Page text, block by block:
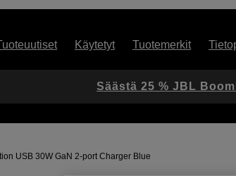
Käytetyt Tuotemerkit
USB 30W GaN 2-port Charger Blue
Säästä 25 % JBL